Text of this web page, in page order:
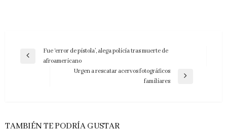
Navegación
Entrada
Fue ‘error de pistola’, alega policía tras muerte de
afroamericano
Urgen a rescatar acervos fotográficos
familiares
TAMBIÉN TE PODRÍA GUSTAR